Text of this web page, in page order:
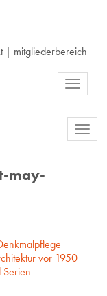
| mitgliederbereich
Toggle
may-
vor 1950
Serien